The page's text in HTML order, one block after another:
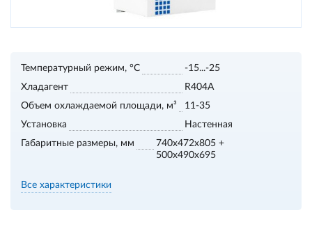
Температурный режим, °С
-15...-25
Хладагент
R404A
Объем охлаждаемой площади, м³
11-35
Установка
Настенная
Габаритные размеры, мм
740x472x805 +
500x490x695
Все характеристики